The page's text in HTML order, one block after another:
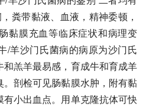
粪带黏液、血液，精神委顿，
黏膜充血等临床症状和病理变
/羊沙门氏菌病的病原为沙门氏
和羔羊最易感，育成牛和育成羊
剖检可见肠黏膜水肿，附有黏
小出血点。用单克隆抗体可快